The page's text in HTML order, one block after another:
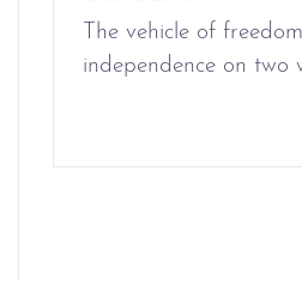
The vehicle of
independence on two